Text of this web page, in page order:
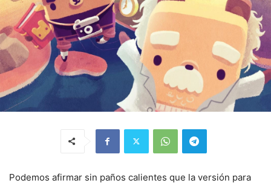
Podemos afirmar sin paños calientes que la versión para